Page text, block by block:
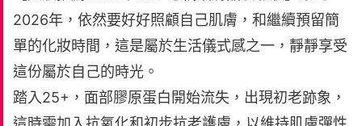
2026年，依然要好好照顧自己肌膚，和繼續預留簡
單的化妝時間，這是屬於生活儀式感之一，靜靜享受
這份屬於自己的時光。
踏入25+，面部膠原蛋白開始流失，出現初老跡象，